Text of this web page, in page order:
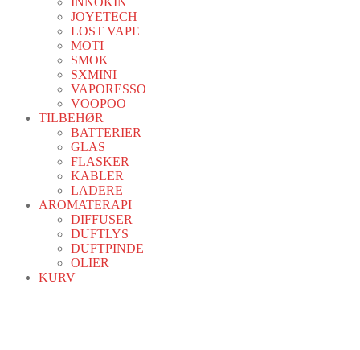
JOYETECH
LOST VAPE
MOTI
SMOK
SXMINI
VAPORESSO
VOOPOO
TILBEHØR
BATTERIER
GLAS
FLASKER
KABLER
LADERE
AROMATERAPI
DIFFUSER
DUFTLYS
DUFTPINDE
OLIER
KURV